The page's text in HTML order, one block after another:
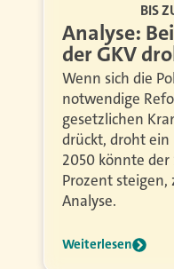
BIS
Analyse:
der GKV
Wenn sich die
notwendige
gesetzlichen
drückt, droht ein
2050 könnte
Prozent
Analyse.
Weiterlesen